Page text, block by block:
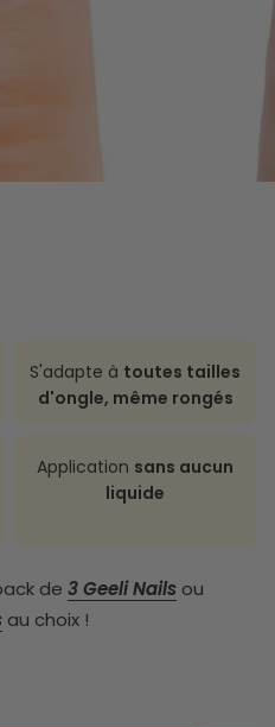
S'adapte à toutes tailles
d'ongle, même rongés
Application sans aucun
liquide
de 3 Geeli Nails ou
au choix !